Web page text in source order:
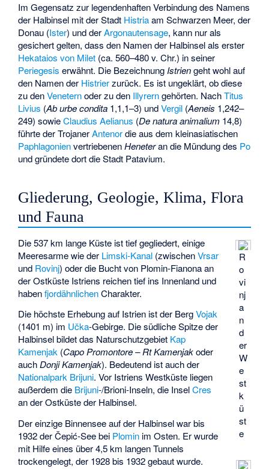
Im Gegensatz zur legendenhaften Verbindung des Namens
der Halbinsel mit der Stadt Histriaam Schwarzen Meer, der
Donau (Ister) und derArgonautensage, kann nur als
gesichert gelten, dass den Namen der Halbinsel als erster
Hekataios von Milet (ca. 560–480 v. Chr.) in seiner
Periegesis erwähnt. Die Bezeichnung Istriengeht wohl auf
den Namen der Histrierzurück. Es ist ungeklärt, ob diese
zu denVeneternoder zu den Illyrerngehörten. NachTitus
Livius (Ab urbe condita 1,1,1–3) undVergil (Aeneis 1,242–
249) sowieClaudius Aelianus (De natura animalium 14,8)
führte der TrojanerAntenordie aus dem kleinasiatischen
PaphlagonienvertriebenenHeneteran die Mündung des Po
und gründete dort die Stadt Patavium.
Gliederung, Geologie, Klima, Flora
und Fauna
R
o
vi
nj
a
n
d
er
W
e
st
k
ü
st
e
Die 537 km lange Küste ist tief gegliedert, einige
Meeresarme wie der Limski-Kanal (zwischenVrsar
und Rovinj) oder die Bucht von Plomin-Fianona an
der Ostküste Istriens reichen tief ins Innenland und
habenfjordähnlichenCharakter.
Die höchste Erhebung auf Istrien ist der BergVojak
(1401 m) im Učka-Gebirge. Die südliche Spitze der
Halbinsel bildet das Naturschutzgebiet Kap
Kamenjak (Capo Promontore – Rt Kamenjakoder
auchDonji Kamenjak). Bedeutend ist auch der
Nationalpark Brijuni. Vor Istriens Westküste liegen
außerdem die Brijuni-/Brioni-Inseln, die InselCres
an der Ostküste der Halbinsel.
Der einzige Binnensee auf der Halbinsel war bis
1932 der Čepić-See bei Plomin im Osten. Er wurde
mit Hilfe eines über 4,5 km langen Tunnels
trockengelegt, der 1928 bis 1932 gebaut wurde.